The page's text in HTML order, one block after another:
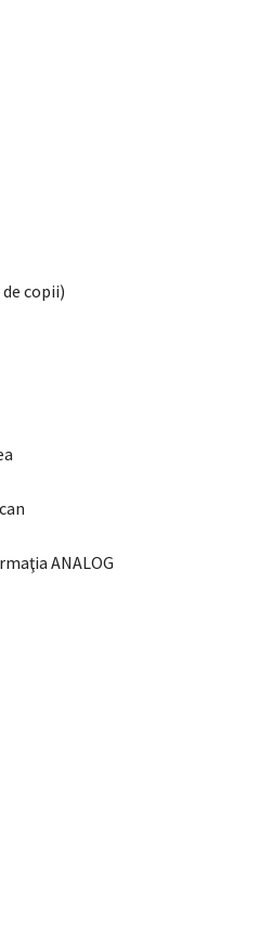
copii)
ANALOG